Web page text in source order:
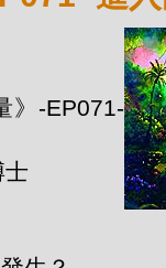
》-EP071-
士